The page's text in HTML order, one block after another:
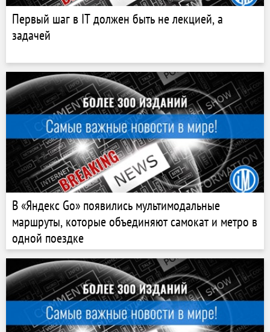
Первый шаг в IT должен быть не лекцией, а
задачей
В «Яндекс Go» появились мультимодальные
маршруты, которые объединяют самокат и метро в
одной поездке